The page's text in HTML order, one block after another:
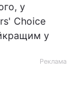
у
Choice
у
Реклама